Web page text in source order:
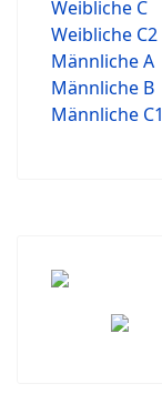
Weibliche C
Weibliche C2
Männliche A
Männliche B
Männliche C1